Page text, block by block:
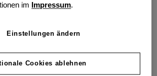
Aufsichtsrat, den Vorstand zu
vergangenen Jahres hatte der
das Franchisemodell zu
Franchiseunternehmen in den
im
Impressum.
Einstellungen ändern
Cookies ablehnen